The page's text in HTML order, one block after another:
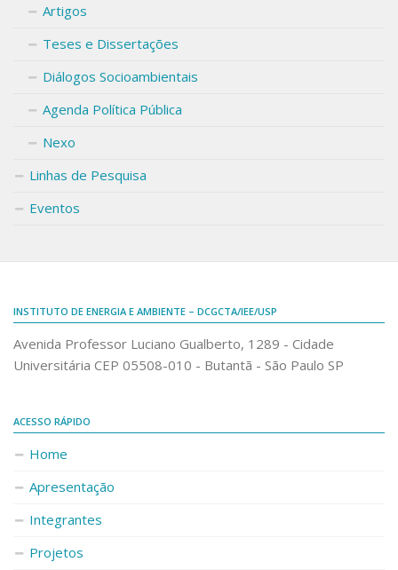
Artigos
Teses e Dissertações
Diálogos Socioambientais
Agenda Política Pública
Nexo
Linhas de Pesquisa
Eventos
INSTITUTO DE ENERGIA E AMBIENTE – DCGCTA/IEE/USP
Avenida Professor Luciano Gualberto, 1289 - Cidade
Universitária CEP 05508-010 - Butantã - São Paulo SP
ACESSO RÁPIDO
Home
Apresentação
Integrantes
Projetos